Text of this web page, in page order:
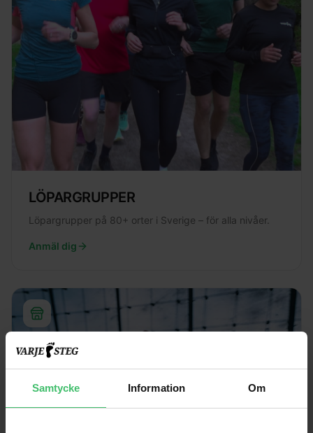
Samtycke Information Om
LÖPARGRUPPER
Löpargrupper på 80+ orter i Sverige – för alla nivåer.
Anmäl dig